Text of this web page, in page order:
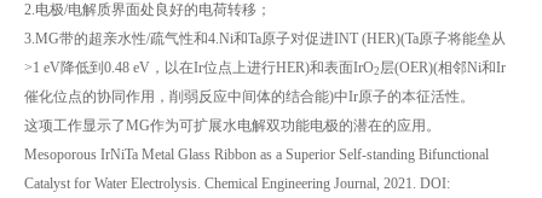
2.电极/电解质界面处良好的电荷转移；
3.MG带的超亲水性/疏气性和4.Ni和Ta原子对促进INT (HER)(Ta原子将能垒从
>1 eV降低到0.48 eV，以在Ir位点上进行HER)和表面IrO2 层(OER)(相邻Ni和Ir
催化位点的协同作用，削弱反应中间体的结合能)中Ir原子的本征活性。
这项工作显示了MG作为可扩展水电解双功能电极的潜在的应用。
Mesoporous IrNiTa Metal Glass Ribbon as a Superior Self-standing Bifunctional
Catalyst for Water Electrolysis. Chemical Engineering Journal, 2021. DOI: